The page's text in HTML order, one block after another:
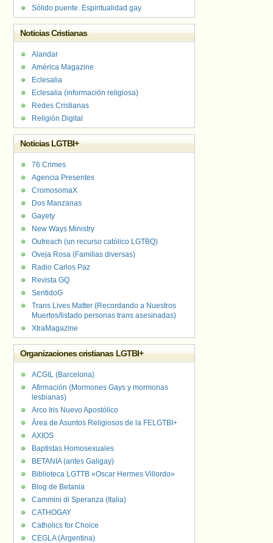
Sólido puente. Espiritualidad gay
Noticias Cristianas
Alandar
América Magazine
Eclesalia
Eclesalia (información religiosa)
Redes Cristianas
Religión Digital
Noticias LGTBI+
76 Crimes
Agencia Presentes
CromosomaX
Dos Manzanas
Gayety
New Ways Ministry
Outreach (un recurso católico LGTBQ)
Oveja Rosa (Familias diversas)
Radio Carlos Paz
Revista GQ
SentidoG
Trans Lives Matter (Recordando a Nuestros
Muertos/listado personas trans asesinadas)
XtraMagazine
Organizaciones cristianas LGTBI+
ACGIL (Barcelona)
Afirmación (Mormones Gays y mormonas
lesbianas)
Arco Iris Nuevo Apostólico
Área de Asuntos Religiosos de la FELGTBI+
AXIOS
Baptistas Homosexuales
BETANIA (antes Galigay)
Biblioteca LGTTB «Oscar Hermes Villordo»
Blog de Betania
Cammini di Speranza (Italia)
CATHOGAY
Catholics for Choice
CEGLA (Argentina)